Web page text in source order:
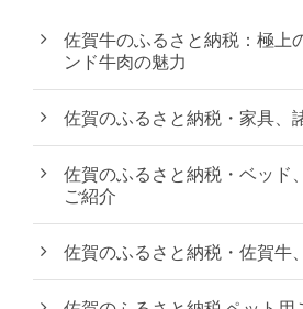
佐賀牛のふるさと納税：極上
ンド牛肉の魅力
佐賀のふるさと納税・家具、
佐賀のふるさと納税・ベッド
ご紹介
佐賀のふるさと納税・佐賀牛